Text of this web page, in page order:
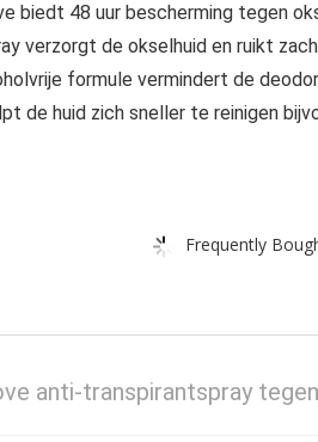
biedt 48 uur bescherming tegen
verzorgt de okselhuid en ruikt
formule vermindert de
de huid zich sneller te reinigen
Frequently
anti-transpirantspray